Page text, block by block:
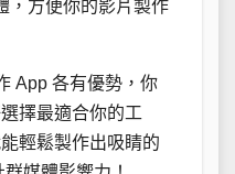
，方便你的影片製作
App 各有優勢，你
擇最適合你的工
輕鬆製作出吸睛的